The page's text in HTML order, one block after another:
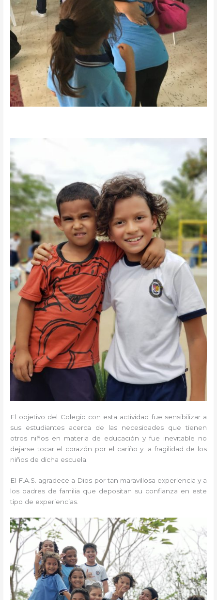
El objetivo del Colegio con esta actividad fue sensibilizar a
sus estudiantes acerca de las necesidades que tienen
otros niños en materia de educación y fue inevitable no
dejarse tocar el corazón por el cariño y la fragilidad de los
niños de dicha escuela.
El F.A.S. agradece a Dios por tan maravillosa experiencia y a
los padres de familia que depositan su confianza en este
tipo de experiencias.